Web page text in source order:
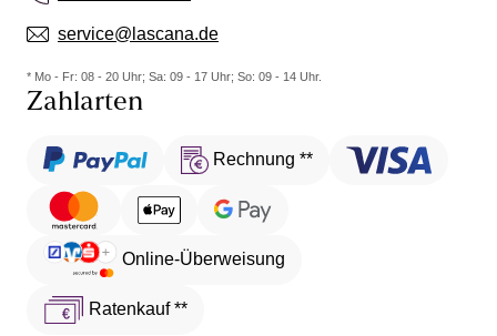
service@lascana.de
* Mo - Fr: 08 - 20 Uhr; Sa: 09 - 17 Uhr; So: 09 - 14 Uhr.
Zahlarten
Rechnung **
Online-Überweisung
Ratenkauf **